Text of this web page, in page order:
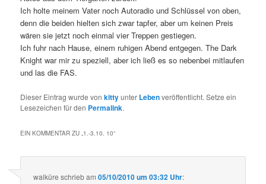
Ich holte meinem Vater noch Autoradio und Schlüssel von oben,
denn die beiden hielten sich zwar tapfer, aber um keinen Preis
wären sie jetzt noch einmal vier Treppen gestiegen.
Ich fuhr nach Hause, einem ruhigen Abend entgegen. The Dark
Knight war mir zu speziell, aber ich ließ es so nebenbei mitlaufen
und las die FAS.
Dieser Eintrag wurde vonkittyunter Lebenveröffentlicht. Setze ein
Lesezeichen für den Permalink.
EIN KOMMENTAR ZU „ 1.-3.10. 10“
walküre schriebam05/10/2010 um 03:32 Uhr: